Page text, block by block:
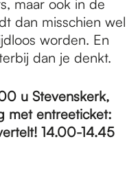
maar ook in de
dan misschien wel
worden. En
dan je denkt.
u Stevenskerk,
met entreeticket:
14.00-14.45